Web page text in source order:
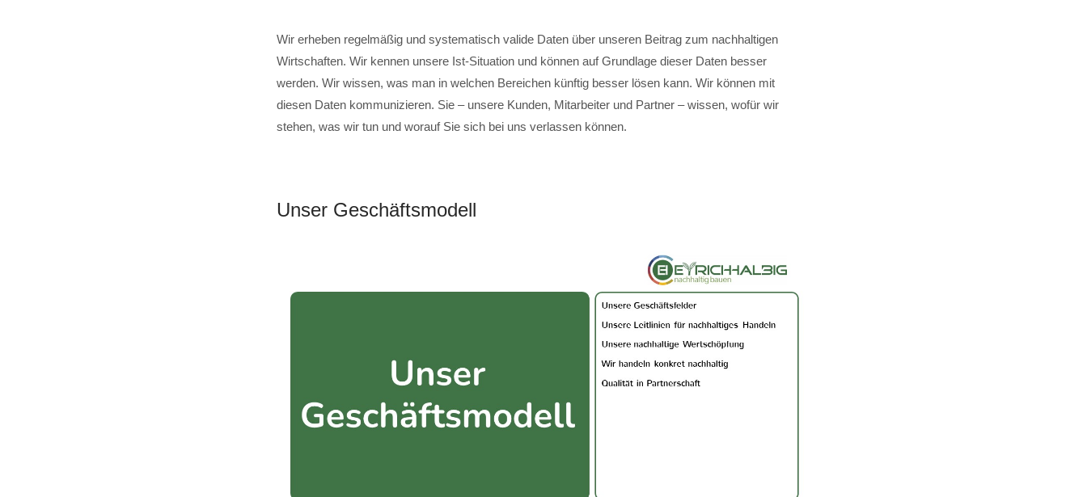
Wir erheben regelmäßig und systematisch valide Daten über unseren Beitrag zum nachhaltigen
Wirtschaften. Wir kennen unsere Ist-Situation und können auf Grundlage dieser Daten besser
werden. Wir wissen, was man in welchen Bereichen künftig besser lösen kann. Wir können mit
diesen Daten kommunizieren. Sie – unsere Kunden, Mitarbeiter und Partner – wissen, wofür wir
stehen, was wir tun und worauf Sie sich bei uns verlassen können.
Unser Geschäftsmodell